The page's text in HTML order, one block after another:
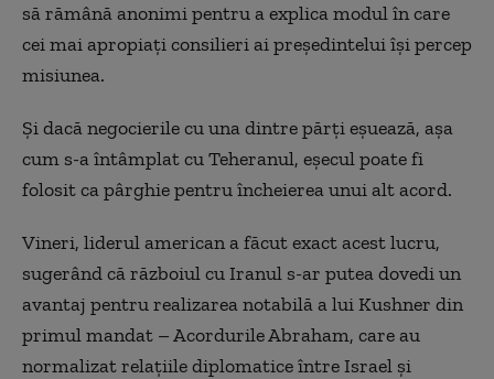
să rămână anonimi pentru a explica modul în care
cei mai apropiați consilieri ai președintelui își percep
misiunea.
Și dacă negocierile cu una dintre părți eșuează, așa
cum s-a întâmplat cu Teheranul, eșecul poate fi
folosit ca pârghie pentru încheierea unui alt acord.
Vineri, liderul american a făcut exact acest lucru,
sugerând că războiul cu Iranul s-ar putea dovedi un
avantaj pentru realizarea notabilă a lui Kushner din
primul mandat – Acordurile Abraham, care au
normalizat relațiile diplomatice între Israel și